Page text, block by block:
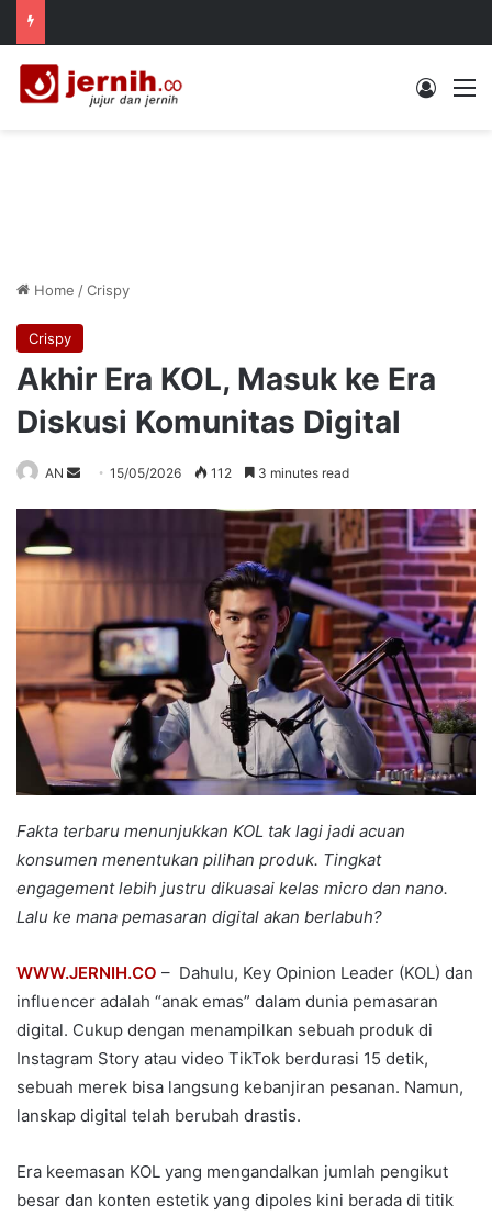
Log In
Home /Crispy
Crispy
Akhir Era KOL, Masuk ke Era
Diskusi Komunitas Digital
AN
Send15/05/2026 112 3 minutes read
Fakta terbaru menunjukkan KOL tak lagi jadi acuan
konsumen menentukan pilihan produk. Tingkat
engagement lebih justru dikuasai kelas micro dan nano.
Lalu ke mana pemasaran digital akan berlabuh?
WWW.JERNIH.CO – Dahulu, Key Opinion Leader (KOL) dan
influencer adalah “anak emas” dalam dunia pemasaran
digital. Cukup dengan menampilkan sebuah produk di
Instagram Story atau video TikTok berdurasi 15 detik,
sebuah merek bisa langsung kebanjiran pesanan. Namun,
lanskap digital telah berubah drastis.
Era keemasan KOL yang mengandalkan jumlah pengikut
besar dan konten estetik yang dipoles kini berada di titik